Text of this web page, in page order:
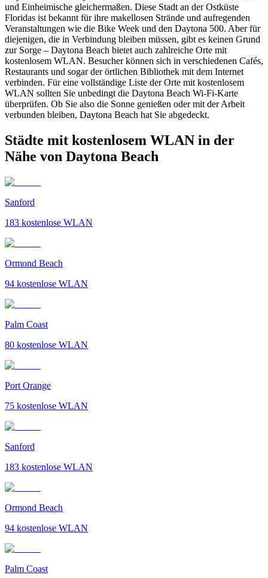
und Einheimische gleichermaßen. Diese Stadt an der Ostküste
Floridas ist bekannt für ihre makellosen Strände und aufregenden
Veranstaltungen wie die Bike Week und den Daytona 500. Aber für
diejenigen, die in Verbindung bleiben müssen, gibt es keinen Grund
zur Sorge – Daytona Beach bietet auch zahlreiche Orte mit
kostenlosem WLAN. Besucher können sich in verschiedenen Cafés,
Restaurants und sogar der örtlichen Bibliothek mit dem Internet
verbinden. Für eine vollständige Liste der Orte mit kostenlosem
WLAN sollten Sie unbedingt die Daytona Beach Wi-Fi-Karte
überprüfen. Ob Sie also die Sonne genießen oder mit der Arbeit
verbunden bleiben, Daytona Beach hat Sie abgedeckt.
Städte mit kostenlosem WLAN in der
Nähe von Daytona Beach
Sanford
183 kostenlose WLAN
Ormond Beach
94 kostenlose WLAN
Palm Coast
80 kostenlose WLAN
Port Orange
75 kostenlose WLAN
Sanford
183 kostenlose WLAN
Ormond Beach
94 kostenlose WLAN
Palm Coast